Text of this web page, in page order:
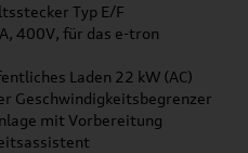
Typ E/F
400V, für das e-tron
Laden 22 kW (AC)
Geschwindigkeitsbegrenzer
mit Vorbereitung